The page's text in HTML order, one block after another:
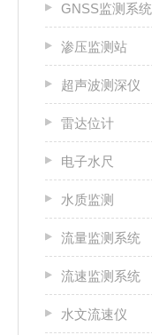
GNSS监测系统
渗压监测站
超声波测深仪
雷达位计
电子水尺
水质监测
流量监测系统
流速监测系统
水文流速仪